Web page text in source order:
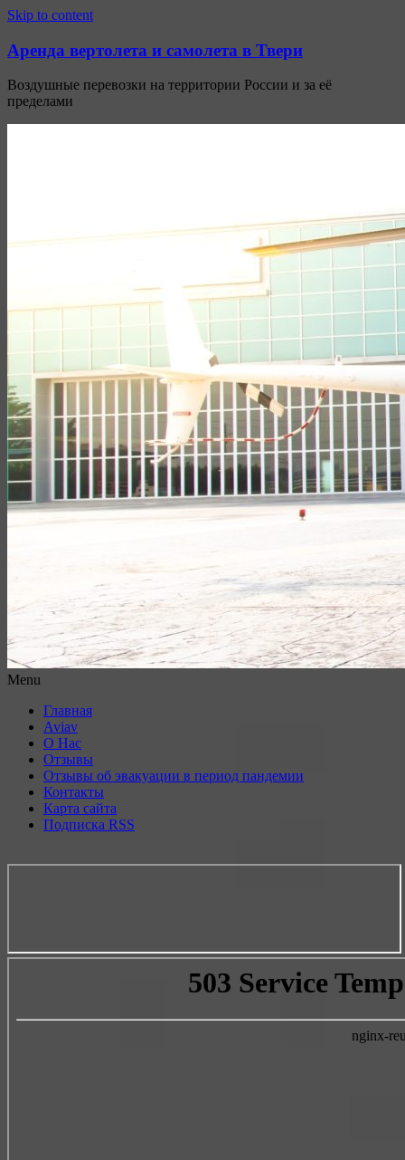
Skip to content
Аренда вертолета и самолета в Твери
Воздушные перевозки на территории России и за её
пределами
Menu
Главная
Aviav
О Нас
Отзывы
Отзывы об эвакуации в период пандемии
Контакты
Карта сайта
Подписка RSS